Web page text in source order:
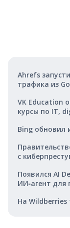
Ahrefs
трафика из
VK Education
курсы по IT,
Bing обновил
с
Появился AI
ИИ‑агент для
На Wildberries